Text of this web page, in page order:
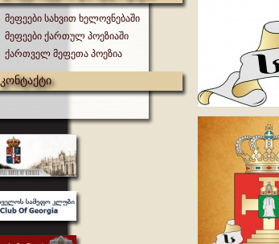
მეფეები სახვით ხელოვნებაში
მეფეები ქართულ პოეზიაში
ქართველ მეფეთა პოეზია
კონტაქტი